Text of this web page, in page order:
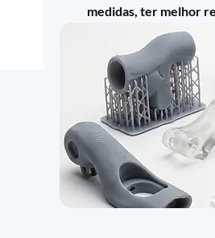
medidas, ter melhor
você vai achar
materiais premium